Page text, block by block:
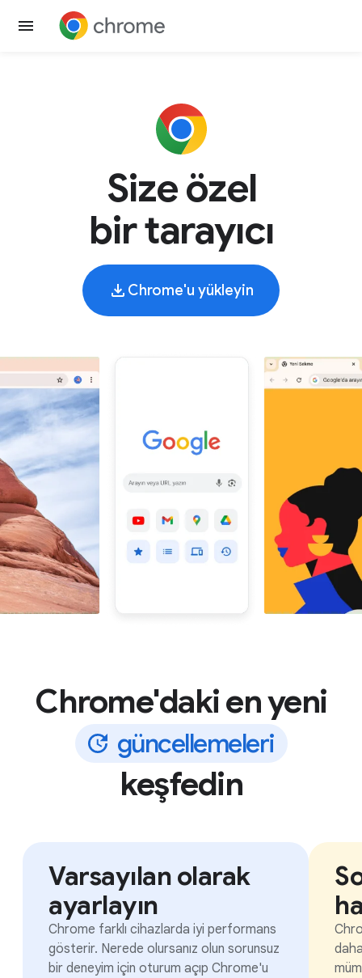
Size özel
bir tarayıcı
Chrome'u yükleyin
Chrome'daki en yeni
güncellemeleri
keşfedin
Varsayılan olarak
ayarlayın
Chrome farklı cihazlarda iyi performans
gösterir. Nerede olursanız olun sorunsuz
bir deneyim için oturum açıp Chrome'u